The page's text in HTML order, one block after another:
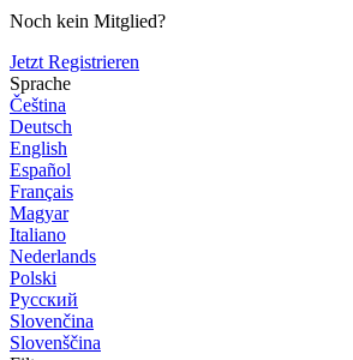
Noch kein Mitglied?
Jetzt Registrieren
Sprache
Čeština
Deutsch
English
Español
Français
Magyar
Italiano
Nederlands
Polski
Русский
Slovenčina
Slovenščina